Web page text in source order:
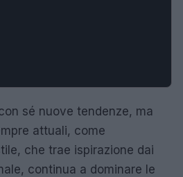
sé nuove tendenze, ma
attuali, come
che trae ispirazione dai
continua a dominare le